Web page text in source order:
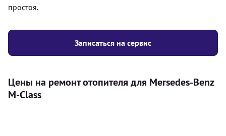
Записаться на сервис
простоя.
Цены на ремонт отопителя для Mersedes-Benz
M-Class